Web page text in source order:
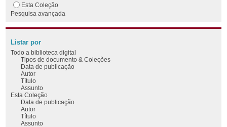
Esta Coleção
Pesquisa avançada
Listar por
Todo a biblioteca digital
Tipos de documento & Coleções
Data de publicação
Autor
Título
Assunto
Esta Coleção
Data de publicação
Autor
Título
Assunto